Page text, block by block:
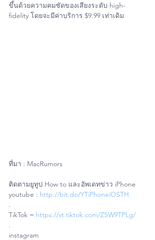
ขึ้นด้วยความคมชัดของเสียงระดับ high-
fidelity โดยจะมีค่าบริการ $9.99 เท่าเดิม
ที่มา : MacRumors
ติดตามยูทูป How to และอัพเดทข่าว iPhone
youtube : http://bit.do/YTiPhoneiOSTH
.
TikTok = https://vt.tiktok.com/ZSW9TPLg/
.
instagram